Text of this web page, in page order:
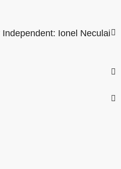
Ionel Neculai